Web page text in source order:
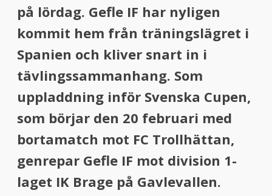
på lördag. Gefle IF har nyligen
kommit hem från träningslägret i
Spanien och kliver snart in i
tävlingssammanhang. Som
uppladdning inför Svenska Cupen,
som börjar den 20 februari med
bortamatch mot FC Trollhättan,
genrepar Gefle IF mot division 1-
laget IK Brage på Gavlevallen.